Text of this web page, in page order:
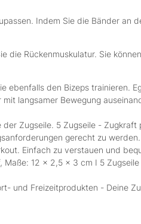
Indem Sie die Bänder an
die Rückenmuskulatur. Sie
ebenfalls den Bizeps trainieren.
langsamer Bewegung
Zugseile. 5 Zugseile -
gerecht zu werden.
Einfach zu verstauen und
Maße: 12 x 2,5 x 3 cm I 5
und Freizeitprodukten - Deine